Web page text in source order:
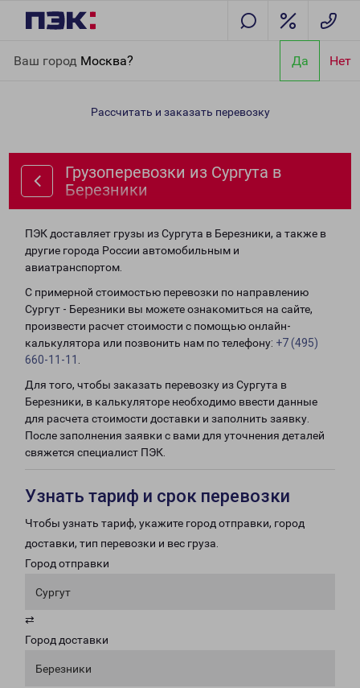
Ваш город Москва? Да Нет
Березники
Рассчитать и заказать перевозку
Грузоперевозки из Сургута в
Березники
ПЭК доставляет грузы из Сургута в Березники, а также в
другие города России автомобильным и
авиатранспортом.
С примерной стоимостью перевозки по направлению
Сургут - Березники вы можете ознакомиться на сайте,
произвести расчет стоимости с помощью онлайн-
калькулятора или позвонить нам по телефону: +7 (495)
660-11-11
Для того, чтобы заказать перевозку из Сургута в
Березники, в калькуляторе необходимо ввести данные
для расчета стоимости доставки и заполнить заявку.
После заполнения заявки с вами для уточнения деталей
свяжется специалист ПЭК.
Узнать тариф и срок перевозки
Чтобы узнать тариф, укажите город отправки, город
доставки, тип перевозки и вес груза.
Город отправки
Сургут
⇄
Город доставки
Березники